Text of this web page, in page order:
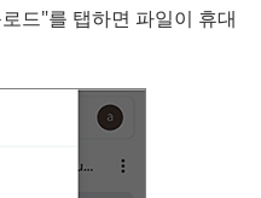
드"를 탭하면 파일이 휴대